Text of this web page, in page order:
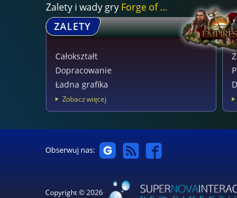
Zalety i wady gry Forge of Empires
ZALETY
Całokształt
Dopracowanie
Ładna grafika
Zobacz więcej
Obserwuj nas:
Copyright © 2026